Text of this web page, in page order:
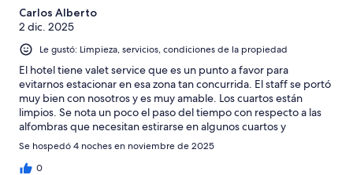
Carlos Alberto
2 dic. 2025
Le gustó: Limpieza, servicios, condiciones de la propiedad
El hotel tiene valet service que es un punto a favor para
evitarnos estacionar en esa zona tan concurrida. El staff se portó
muy bien con nosotros y es muy amable. Los cuartos están
limpios. Se nota un poco el paso del tiempo con respecto a las
alfombras que necesitan estirarse en algunos cuartos y
cambiarse en otros. Pero las camas una maravilla y así también
los desayunos.
Se hospedó 4 noches en noviembre de 2025
0